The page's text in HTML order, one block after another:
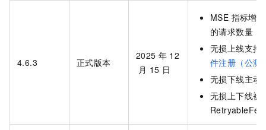
4.6.3 正式版本
2025 年 12
月 15 日
MSE 指标增
的请求数量
无损上线支持
件注册（公测
无损下线主动
无损上下线被